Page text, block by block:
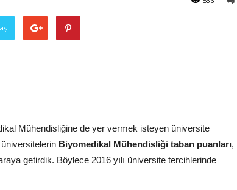
Mühendisliğine de yer vermek isteyen üniversite
üniversitelerin Biyomedikal Mühendisliği taban puanları,
getirdik. Böylece 2016 yılı üniversite tercihlerinde